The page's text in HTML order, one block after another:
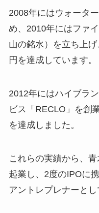
2008年にはウォータ
め、2010年にはファ
山の銘水）を立ち上
円を達成しています。
2012年にはハイブラ
ビス「RECLO」を創
を達成しました。
これらの実績から、
起業し、2度のIPOに
アントレプレナーとし